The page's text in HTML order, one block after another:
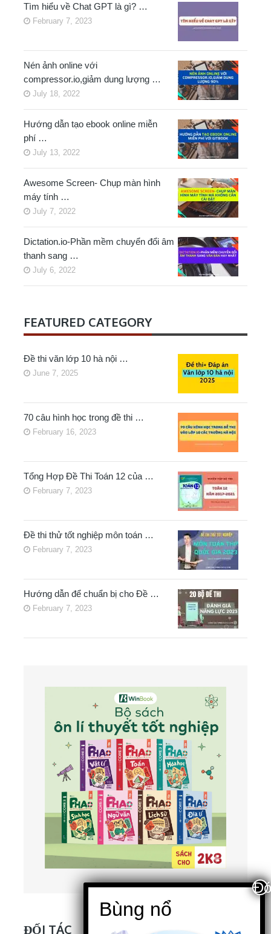
Tìm hiểu về Chat GPT là gì? …
February 7, 2023
Nén ảnh online với
compressor.io,giảm dung lượng …
July 18, 2022
Hướng dẫn tạo ebook online miễn
phí …
July 13, 2022
Awesome Screen- Chụp màn hình
máy tính …
July 7, 2022
Dictation.io-Phần mềm chuyển đổi âm
thanh sang …
July 6, 2022
FEATURED CATEGORY
Đề thi văn lớp 10 hà nội …
June 7, 2025
70 câu hình học trong đề thi …
February 16, 2023
Tổng Hợp Đề Thi Toán 12 của …
February 7, 2023
Đề thi thử tốt nghiệp môn toán …
February 7, 2023
Hướng dẫn để chuẩn bị cho Đề …
February 7, 2023
ĐỐI TÁC